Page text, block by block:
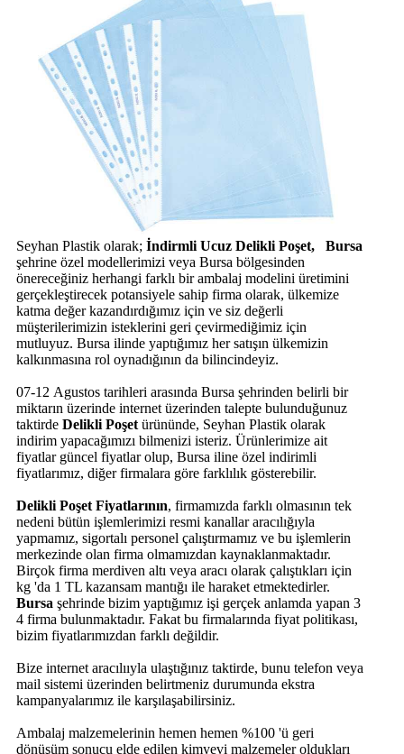
Seyhan Plastik olarak; İndirmli Ucuz Delikli Poşet, Bursa
şehrine özel modellerimizi veya Bursa bölgesinden
önereceğiniz herhangi farklı bir ambalaj modelini üretimini
gerçekleştirecek potansiyele sahip firma olarak, ülkemize
katma değer kazandırdığımız için ve siz değerli
müşterilerimizin isteklerini geri çevirmediğimiz için
mutluyuz. Bursa ilinde yaptığımız her satışın ülkemizin
kalkınmasına rol oynadığının da bilincindeyiz.
07-12 Agustos tarihleri arasında Bursa şehrinden belirli bir
miktarın üzerinde internet üzerinden talepte bulunduğunuz
taktirde Delikli Poşet ürününde, Seyhan Plastik olarak
indirim yapacağımızı bilmenizi isteriz. Ürünlerimize ait
fiyatlar güncel fiyatlar olup, Bursa iline özel indirimli
fiyatlarımız, diğer firmalara göre farklılık gösterebilir.
Delikli Poşet Fiyatlarının, firmamızda farklı olmasının tek
nedeni bütün işlemlerimizi resmi kanallar aracılığıyla
yapmamız, sigortalı personel çalıştırmamız ve bu işlemlerin
merkezinde olan firma olmamızdan kaynaklanmaktadır.
Birçok firma merdiven altı veya aracı olarak çalıştıkları için
kg 'da 1 TL kazansam mantığı ile haraket etmektedirler.
Bursa şehrinde bizim yaptığımız işi gerçek anlamda yapan 3
4 firma bulunmaktadır. Fakat bu firmalarında fiyat politikası,
bizim fiyatlarımızdan farklı değildir.
Bize internet aracılııyla ulaştığınız taktirde, bunu telefon veya
mail sistemi üzerinden belirtmeniz durumunda ekstra
kampanyalarımız ile karşılaşabilirsiniz.
Ambalaj malzemelerinin hemen hemen %100 'ü geri
dönüşüm sonucu elde edilen kimyevi malzemeler oldukları